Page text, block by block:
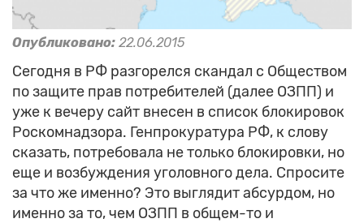
Опубликовано: 22.06.2015
Сегодня в РФ разгорелся скандал с Обществом
по защите прав потребителей (далее ОЗПП) и
уже к вечеру сайт внесен в список блокировок
Роскомнадзора. Генпрокуратура РФ, к слову
сказать, потребовала не только блокировки, но
еще и возбуждения уголовного дела. Спросите
за что же именно? Это выглядит абсурдом, но
именно за то, чем ОЗПП в общем-то и